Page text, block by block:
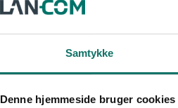
Samtykke
Denne hjemmeside bruger cookies